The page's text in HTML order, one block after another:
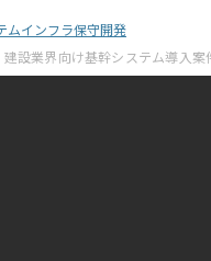
ムインフラ保守開発
建設業界向け基幹システム導入案